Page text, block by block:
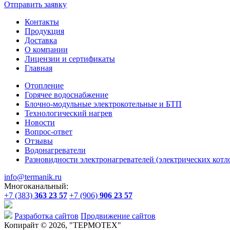
Отправить заявку
Контакты
Продукция
Доставка
О компании
Лицензии и сертификаты
Главная
Отопление
Горячее водоснабжение
Блочно-модульные электрокотельные и БТП
Технологический нагрев
Новости
Вопрос-ответ
Отзывы
Водонагреватели
Разновидности электронагревателей (электрических
info@termanik.ru
Многоканальный:
+7 (383) 363 23 57 +7 (906) 906 23 57
Разработка сайтов Продвижение сайтов
Копирайт © 2026, "ТЕРМОТЕХ"